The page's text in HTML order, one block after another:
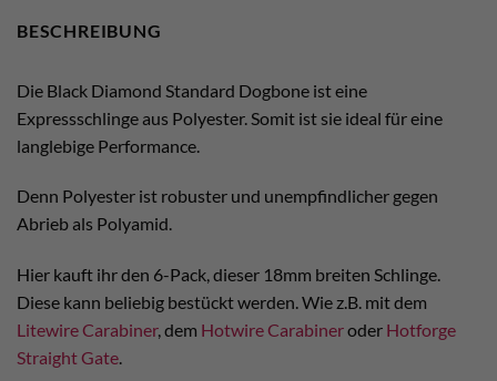
BESCHREIBUNG
Die Black Diamond Standard Dogbone ist eine
Expressschlinge aus Polyester. Somit ist sie ideal für eine
langlebige Performance.
Denn Polyester ist robuster und unempfindlicher gegen
Abrieb als Polyamid.
Hier kauft ihr den 6-Pack, dieser 18mm breiten Schlinge.
Diese kann beliebig bestückt werden. Wie z.B. mit dem
Litewire Carabiner, dem Hotwire Carabineroder Hotforge
Straight Gate.